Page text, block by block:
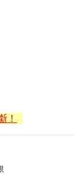
！